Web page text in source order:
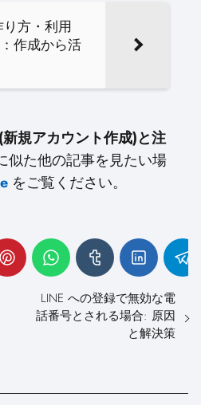
り方・利用
作成から活
規アカウント作成)と注
似た他の記事を見たい場
をご覧ください。
LINE への登録で無効な電
話番号とされる場合: 原因
と解決策